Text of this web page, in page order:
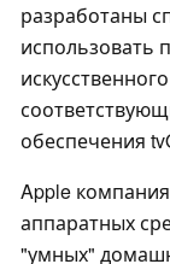
разработаны
использовать
обеспечения
Apple
аппаратных
"умных"